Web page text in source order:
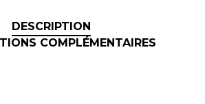
DESCRIPTION
COMPLÉMENTAIRES